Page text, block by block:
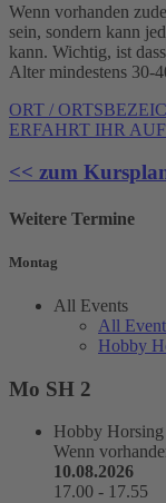
Wenn vorhanden
sein, sondern kann
kann. Wichtig, ist
Alter mindestens 30-
ORT /
ERFAHRT IHR
<< zum
Weitere Termine
Montag
All Events
All
Hobby
Mo SH 2
Hobby Horsing
Wenn
10.08.2026
17.00 - 17.55